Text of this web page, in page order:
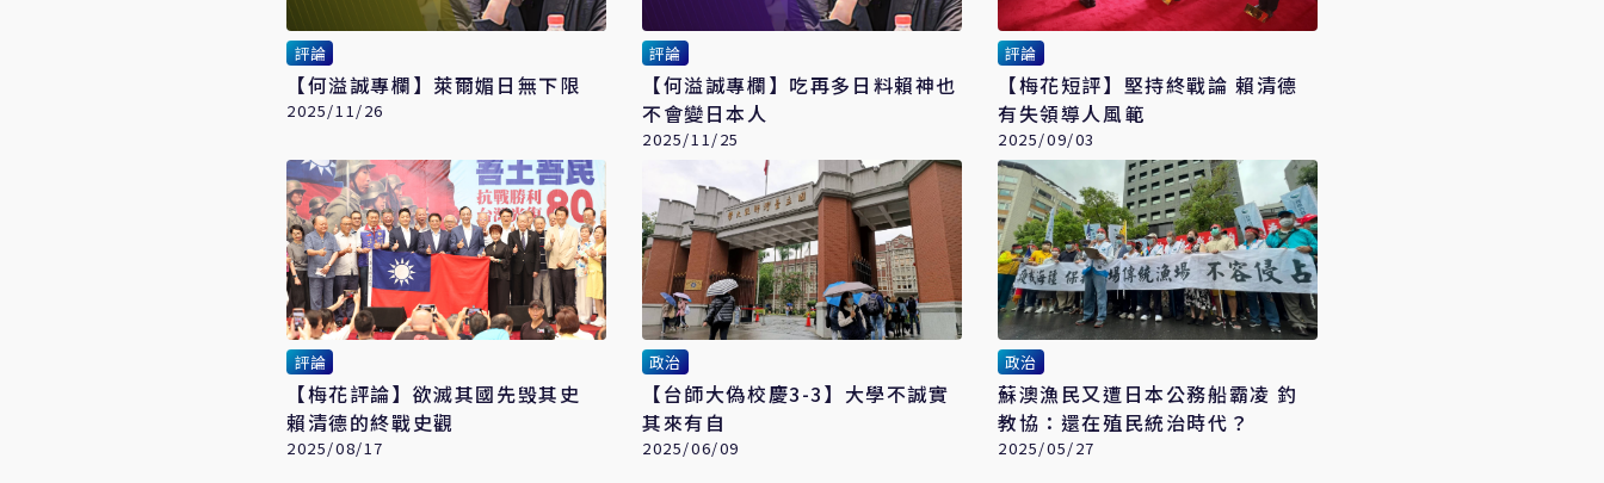
評論
【何溢誠專欄】萊爾媚日無下限
2025/11/26
評論
【何溢誠專欄】吃再多日料賴神也
不會變日本人
2025/11/25
評論
【梅花短評】堅持終戰論 賴清德
有失領導人風範
2025/09/03
評論
【梅花評論】欲滅其國先毁其史
賴清德的終戰史觀
2025/08/17
政治
【台師大偽校慶3-3】大學不誠實
其來有自
2025/06/09
政治
蘇澳漁民又遭日本公務船霸凌 釣
教協：還在殖民統治時代？
2025/05/27